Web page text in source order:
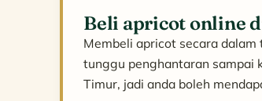
Beli apricot online
Membeli apricot secara
tunggu penghantaran sampai
Timur, jadi anda boleh